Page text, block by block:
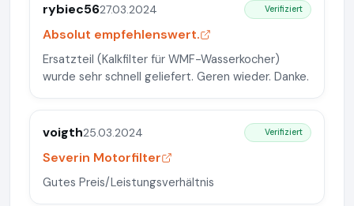
rybiec5627.03.2024 Verifiziert
Absolut empfehlenswert.
Ersatzteil (Kalkfilter für WMF-Wasserkocher)
wurde sehr schnell geliefert. Geren wieder. Danke.
voigth25.03.2024 Verifiziert
Severin Motorfilter
Gutes Preis/Leistungsverhältnis